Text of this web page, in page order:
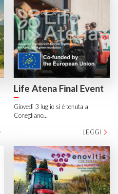
Life Atena Final Event
Giovedì 3 luglio si è tenuta a
Conegliano...
LEGGI